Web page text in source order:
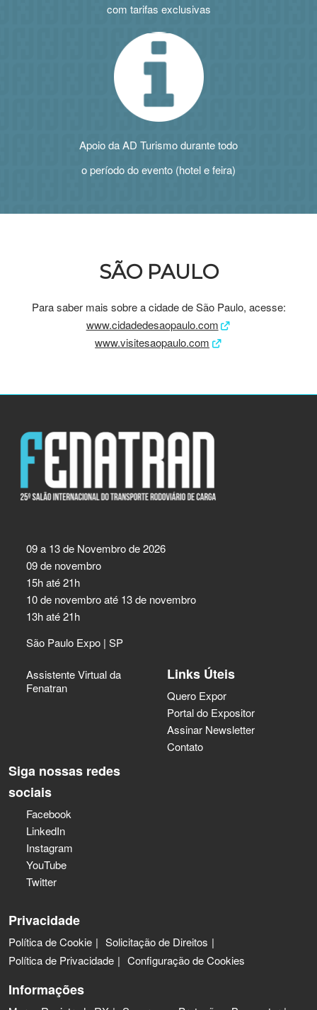
com tarifas exclusivas
Apoio da AD Turismo durante todo
o período do evento (hotel e feira)
SÃO PAULO
Para saber mais sobre a cidade de São Paulo, acesse:
www.cidadedesaopaulo.com
www.visitesaopaulo.com
09 a 13 de Novembro de 2026
09 de novembro
15h até 21h
10 de novembro até 13 de novembro
13h até 21h
São Paulo Expo | SP
Assistente Virtual da
Fenatran
Links Úteis
Quero Expor
Portal do Expositor
Assinar Newsletter
Contato
Siga nossas redes
sociais
Facebook
LinkedIn
Instagram
YouTube
Twitter
Privacidade
Política de Cookie
Solicitação de Direitos
Política de Privacidade
Configuração de Cookies
Informações